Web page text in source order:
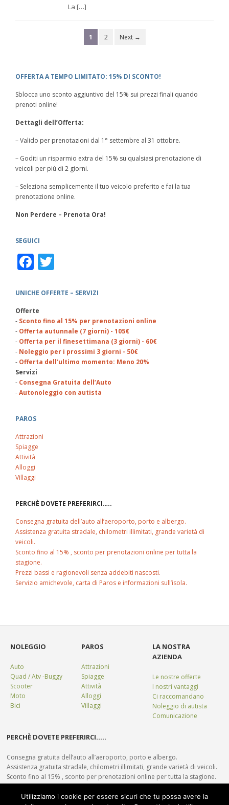
La […]
1 2 Next →
OFFERTA A TEMPO LIMITATO: 15% DI SCONTO!
Sblocca uno sconto aggiuntivo del 15% sui prezzi finali quando
prenoti online!
Dettagli dell’Offerta:
– Valido per prenotazioni dal 1° settembre al 31 ottobre.
– Goditi un risparmio extra del 15% su qualsiasi prenotazione di
veicoli per più di 2 giorni.
– Seleziona semplicemente il tuo veicolo preferito e fai la tua
prenotazione online.
Non Perdere – Prenota Ora!
SEGUICI
Facebook
UNICHE OFFERTE – SERVIZI
Offerte
- Sconto fino al 15% per prenotazioni online
- Offerta autunnale (7 giorni) - 105€
- Offerta per il finesettimana (3 giorni) - 60€
- Noleggio per i prossimi 3 giorni - 50€
- Offerta dell’ultimo momento: Meno 20%
Servizi
- Consegna Gratuita dell’Auto
-Autonoleggio con autista
PAROS
Attrazioni
Spiagge
Attività
Alloggi
Villaggi
PERCHÈ DOVETE PREFERIRCI…..
Consegna gratuita dell’auto all’aeroporto, porto e albergo.
Assistenza gratuita stradale, chilometri illimitati, grande varietà di
veicoli.
Sconto fino al 15% , sconto per prenotazioni online per tutta la
stagione.
Prezzi bassi e ragionevoli senza addebiti nascosti.
Servizio amichevole, carta di Paros e informazioni sull’isola.
NOLEGGIO
Auto
Quad / Atv -Buggy
Scooter
Moto
Bici
PAROS
Attrazioni
Spiagge
Attività
Alloggi
Villaggi
LA NOSTRA
AZIENDA
Le nostre offerte
I nostri vantaggi
Ci raccomandano
Noleggio di autista
Comunicazione
PERCHÈ DOVETE PREFERIRCI…..
Consegna gratuita dell’auto all’aeroporto, porto e albergo.
Assistenza gratuita stradale, chilometri illimitati, grande varietà di veicoli.
Sconto fino al 15% , sconto per prenotazioni online per tutta la stagione.
Prezzi bassi e ragionevoli senza addebiti nascosti.
Servizio amichevole, carta di Paros e informazioni sull’isola.
Utilizziamo i cookie per essere sicuri che tu possa avere la